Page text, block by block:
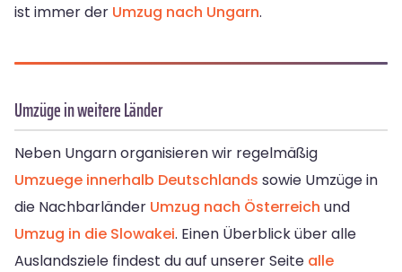
ist immer der Umzug nach Ungarn.
Umzüge in weitere Länder
Neben Ungarn organisieren wir regelmäßig
Umzuege innerhalb Deutschlands sowie Umzüge in
die Nachbarländer Umzug nach Österreich und
Umzug in die Slowakei. Einen Überblick über alle
Auslandsziele findest du auf unserer Seite alle